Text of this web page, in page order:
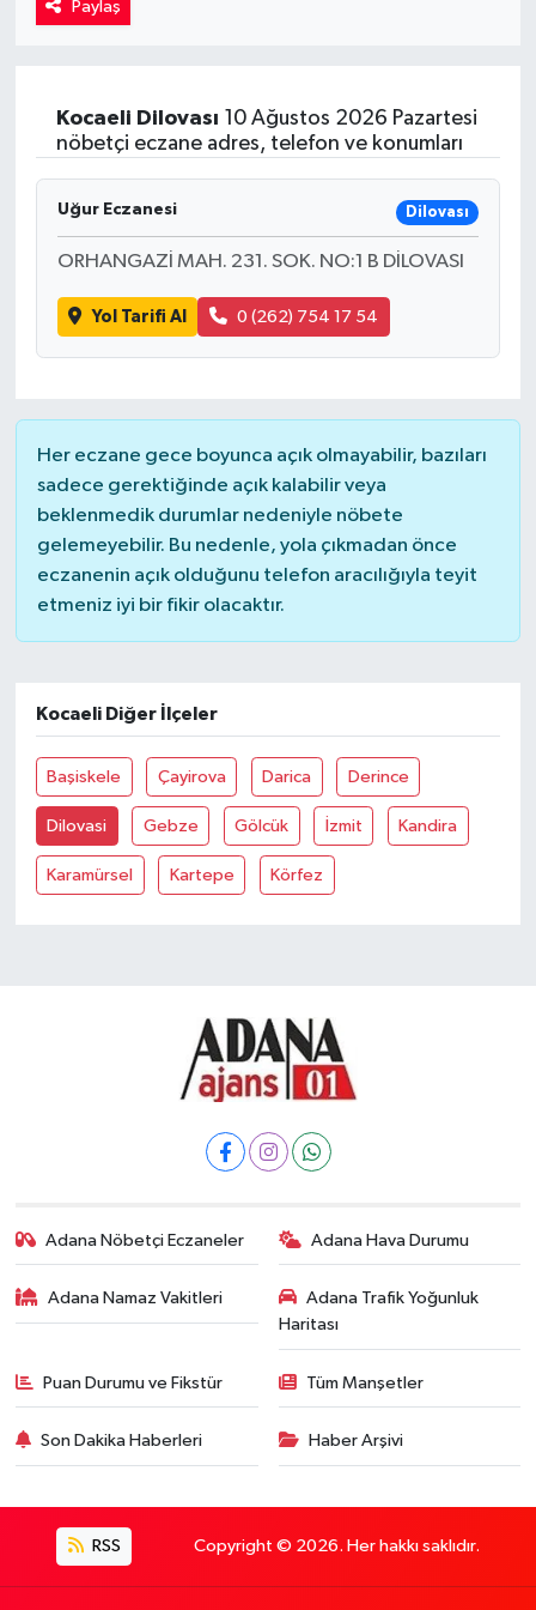
Paylaş
Kocaeli Dilovası 10 Ağustos 2026 Pazartesi
nöbetçi eczane adres, telefon ve konumları
Uğur Eczanesi Dilovası
ORHANGAZİ MAH. 231. SOK. NO:1 B DİLOVASI
Yol Tarifi Al 0 (262) 754 17 54
Her eczane gece boyunca açık olmayabilir, bazıları
sadece gerektiğinde açık kalabilir veya
beklenmedik durumlar nedeniyle nöbete
gelemeyebilir. Bu nedenle, yola çıkmadan önce
eczanenin açık olduğunu telefon aracılığıyla teyit
etmeniz iyi bir fikir olacaktır.
Kocaeli Diğer İlçeler
Başiskele Çayirova Darica Derince
Dilovasi Gebze Gölcük İzmit Kandira
Karamürsel Kartepe Körfez
Adana Nöbetçi Eczaneler Adana Hava Durumu
Adana Namaz Vakitleri
Adana Trafik Yoğunluk
Haritası
Puan Durumu ve Fikstür Tüm Manşetler
Son Dakika Haberleri Haber Arşivi
RSS Copyright © 2026. Her hakkı saklıdır.
Yaşam